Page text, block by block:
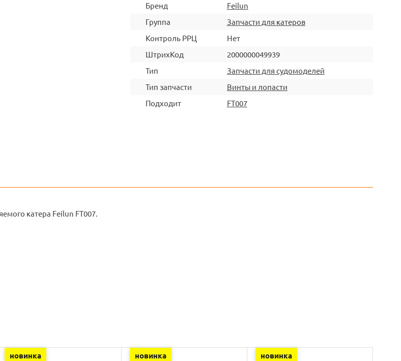
Бренд
Feilun
Группа
Запчасти для катеров
Контроль РРЦ
Нет
ШтрихКод
2000000049939
Тип
Запчасти для судомоделей
Тип запчасти
Винты и лопасти
Подходит
FT007
катера Feilun FT007.
новинка новинка новинка